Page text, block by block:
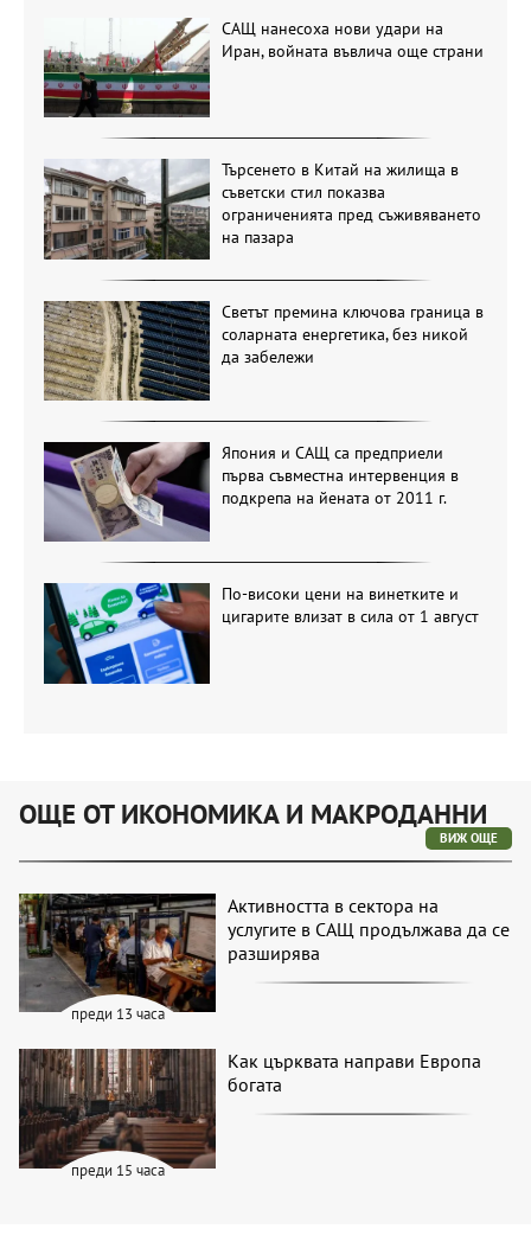
САЩ нанесоха нови удари на
Иран, войната въвлича още страни
Търсенето в Китай на жилища в
съветски стил показва
ограниченията пред съживяването
на пазара
Светът премина ключова граница в
соларната енергетика, без никой
да забележи
Япония и САЩ са предприели
първа съвместна интервенция в
подкрепа на йената от 2011 г.
По-високи цени на винетките и
цигарите влизат в сила от 1 август
ОЩЕ ОТ ИКОНОМИКА И МАКРОДАННИ
ВИЖ ОЩЕ
преди 13 часа
Активността в сектора на
услугите в САЩ продължава да се
разширява
преди 15 часа
Как църквата направи Европа
богата